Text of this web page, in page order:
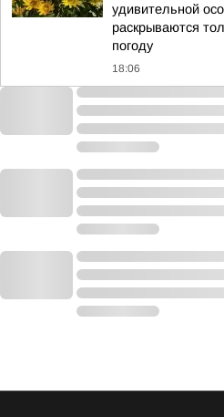
удивительной
раскрываются
погоду
18:06